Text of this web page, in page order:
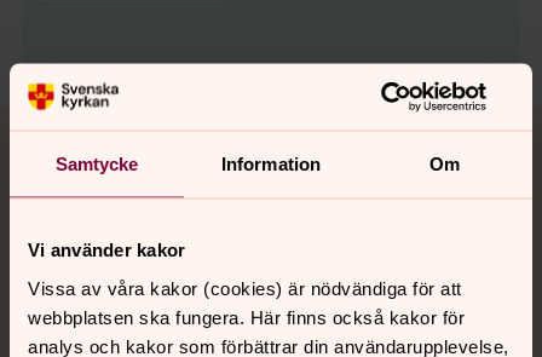
Samtycke Information Om
Vi använder kakor
Vissa av våra kakor (cookies) är nödvändiga för att
webbplatsen ska fungera. Här finns också kakor för
analys och kakor som förbättrar din användarupplevelse,
Tillbaka till toppen
Tillbaka till innehållet
Kontakt
Kalender